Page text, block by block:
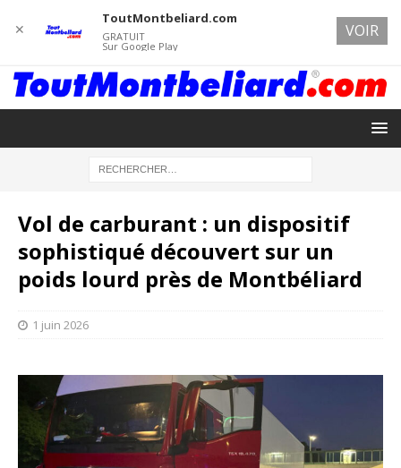
Vol de carburant : un dispositif
sophistiqué découvert sur un
poids lourd près de Montbéliard
1 juin 2026
✕
ToutMontbeliard.com
GRATUIT
Sur Google Play
VOIR